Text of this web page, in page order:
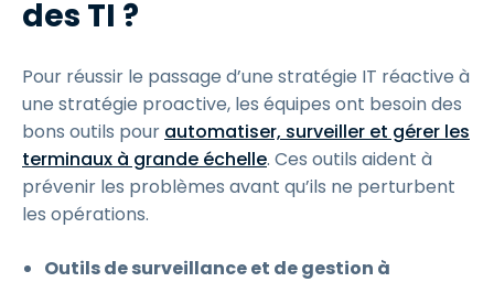
des TI ?
Pour réussir le passage d’une stratégie IT réactive à
une stratégie proactive, les équipes ont besoin des
bons outils pour automatiser, surveiller et gérer les
terminaux à grande échelle. Ces outils aident à
prévenir les problèmes avant qu’ils ne perturbent
les opérations.
Outils de surveillance et de gestion à